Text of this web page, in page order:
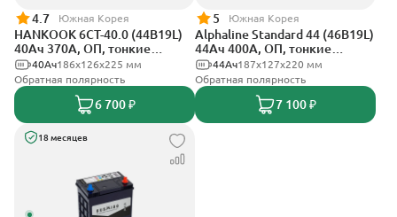
4.7 Южная Корея
HANKOOK 6СТ-40.0 (44B19L)
40Ач 370А, ОП, тонкие
клеммы186х126х225 мм
40Ач
Обратная полярность
6 700 ₽
5 Южная Корея
Alphaline Standard 44 (46B19L)
44Ач 400А, ОП, тонкие
клеммы187x127х220 мм
44Ач
Обратная полярность
7 100 ₽
18 месяцев